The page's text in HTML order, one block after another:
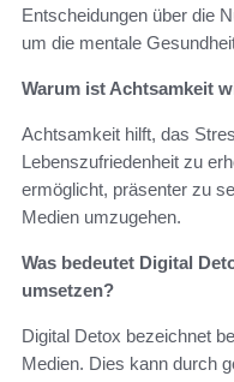
Entscheidungen über die
um die mentale
Warum ist Achtsamkeit
Achtsamkeit hilft, das
Lebenszufriedenheit zu
ermöglicht, präsenter zu
Medien umzugehen.
Was bedeutet Digital
umsetzen?
Digital Detox bezeichnet
Medien. Dies kann durch